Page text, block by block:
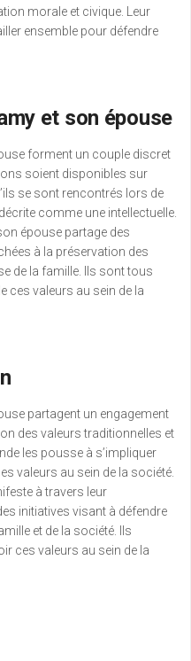
morale et civique. Leur
ensemble pour défendre
et son épouse
forment un couple discret
soient disponibles sur
se sont rencontrés lors de
comme une intellectuelle.
épouse partage des
à la préservation des
de la famille. Ils sont tous
ces valeurs au sein de la
partagent un engagement
des valeurs traditionnelles et
les pousse à s’impliquer
valeurs au sein de la société.
à travers leur
initiatives visant à défendre
et de la société. Ils
ces valeurs au sein de la